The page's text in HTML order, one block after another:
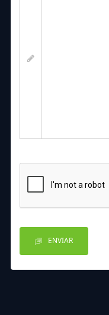
ENVIAR